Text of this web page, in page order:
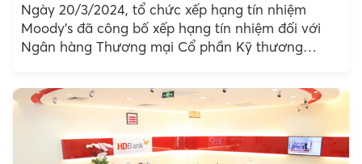
Ngày 20/3/2024, tổ chức xếp hạng tín nhiệm
Moody’s đã công bố xếp hạng tín nhiệm đối với
Ngân hàng Thương mại Cổ phần Kỹ thương